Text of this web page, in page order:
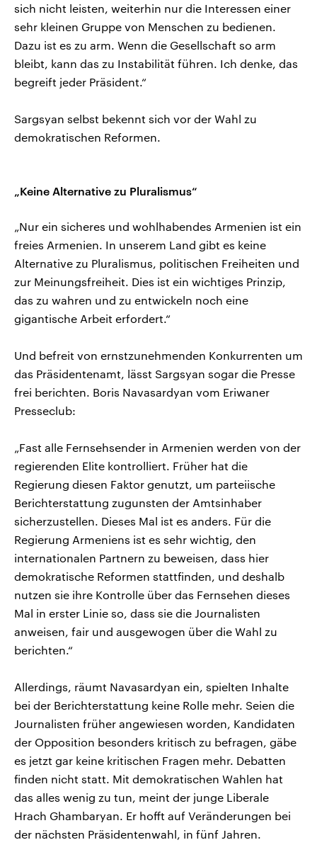
sich nicht leisten, weiterhin nur die Interessen einer
sehr kleinen Gruppe von Menschen zu bedienen.
Dazu ist es zu arm. Wenn die Gesellschaft so arm
bleibt, kann das zu Instabilität führen. Ich denke, das
begreift jeder Präsident.“
Sargsyan selbst bekennt sich vor der Wahl zu
demokratischen Reformen.
„Keine Alternative zu Pluralismus“
„Nur ein sicheres und wohlhabendes Armenien ist ein
freies Armenien. In unserem Land gibt es keine
Alternative zu Pluralismus, politischen Freiheiten und
zur Meinungsfreiheit. Dies ist ein wichtiges Prinzip,
das zu wahren und zu entwickeln noch eine
gigantische Arbeit erfordert.“
Und befreit von ernstzunehmenden Konkurrenten um
das Präsidentenamt, lässt Sargsyan sogar die Presse
frei berichten. Boris Navasardyan vom Eriwaner
Presseclub:
„Fast alle Fernsehsender in Armenien werden von der
regierenden Elite kontrolliert. Früher hat die
Regierung diesen Faktor genutzt, um parteiische
Berichterstattung zugunsten der Amtsinhaber
sicherzustellen. Dieses Mal ist es anders. Für die
Regierung Armeniens ist es sehr wichtig, den
internationalen Partnern zu beweisen, dass hier
demokratische Reformen stattfinden, und deshalb
nutzen sie ihre Kontrolle über das Fernsehen dieses
Mal in erster Linie so, dass sie die Journalisten
anweisen, fair und ausgewogen über die Wahl zu
berichten.“
Allerdings, räumt Navasardyan ein, spielten Inhalte
bei der Berichterstattung keine Rolle mehr. Seien die
Journalisten früher angewiesen worden, Kandidaten
der Opposition besonders kritisch zu befragen, gäbe
es jetzt gar keine kritischen Fragen mehr. Debatten
finden nicht statt. Mit demokratischen Wahlen hat
das alles wenig zu tun, meint der junge Liberale
Hrach Ghambaryan. Er hofft auf Veränderungen bei
der nächsten Präsidentenwahl, in fünf Jahren.